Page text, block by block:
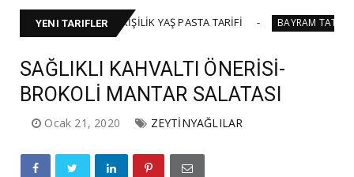
YENI TARIFLER
🍰 40-45 KİŞİLİK YAŞ PASTA TARİFİ BAYRAM TATLILARI
SAĞLIKLI KAHVALTI ÖNERİSİ-
BROKOLİ MANTAR SALATASI
Ocak 21, 2020 ZEYTİNYAĞLILAR